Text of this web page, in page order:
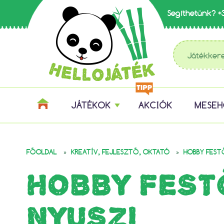
Segíthetünk?
JÁTÉKOK AKCIÓK
FŐOLDAL » KREATÍV, FEJLESZTŐ, OKTATÓ » HOBBY
HOBBY